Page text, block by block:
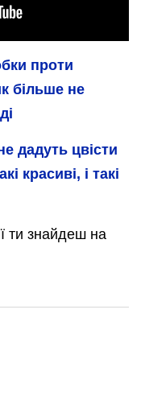
проти
більше не
дадуть цвісти
красиві, і такі
ти знайдеш на